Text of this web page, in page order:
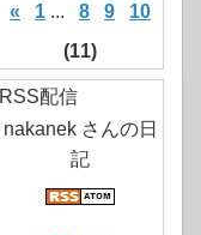
« 1 ... 8 9
10
(11)
RSS配信
nakanek さんの日
記